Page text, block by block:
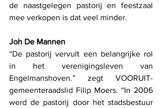
de naastgelegen pastorij en feestzaal
mee verkopen is dat veel minder.
Joh De Mannen
“De pastorij vervult een belangrijke rol
in het verenigingsleven van
Engelmanshoven.” zegt VOORUIT-
gemeenteraadslid Filip Moers. “In 2006
werd de pastorij door het stadsbestuur